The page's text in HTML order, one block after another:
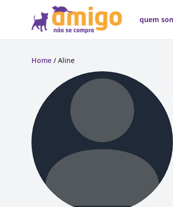
quem
Home / Aline